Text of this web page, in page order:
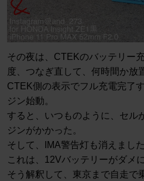
その夜は、CTEKのバッテリー
度、つなぎ直して、何時間か放
CTEK側の表示でフル充電完了
ジン始動。
すると、いつものように、セル
ジンがかかった。
そして、IMA警告灯も消えました
これは、12Vバッテリーがダメ
そう解釈して、東京まで自走で